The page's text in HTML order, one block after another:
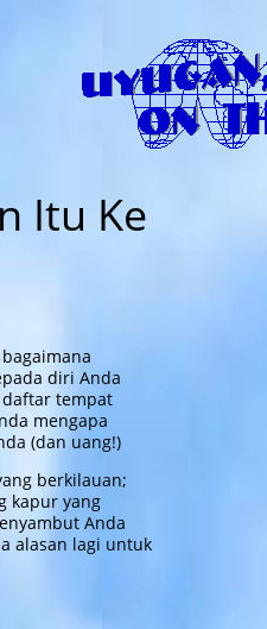
Itu Ke
diri Anda
tempat
mengapa
(dan uang!)
berkilauan;
kapur yang
Anda
alasan lagi untuk